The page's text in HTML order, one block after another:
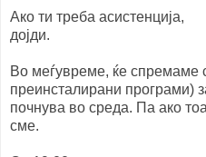
Ако ти треба асистенција,
дојди.
Во меѓувреме, ќе спремаме
преинсталирани програми)
почнува во среда. Па ако
сме.